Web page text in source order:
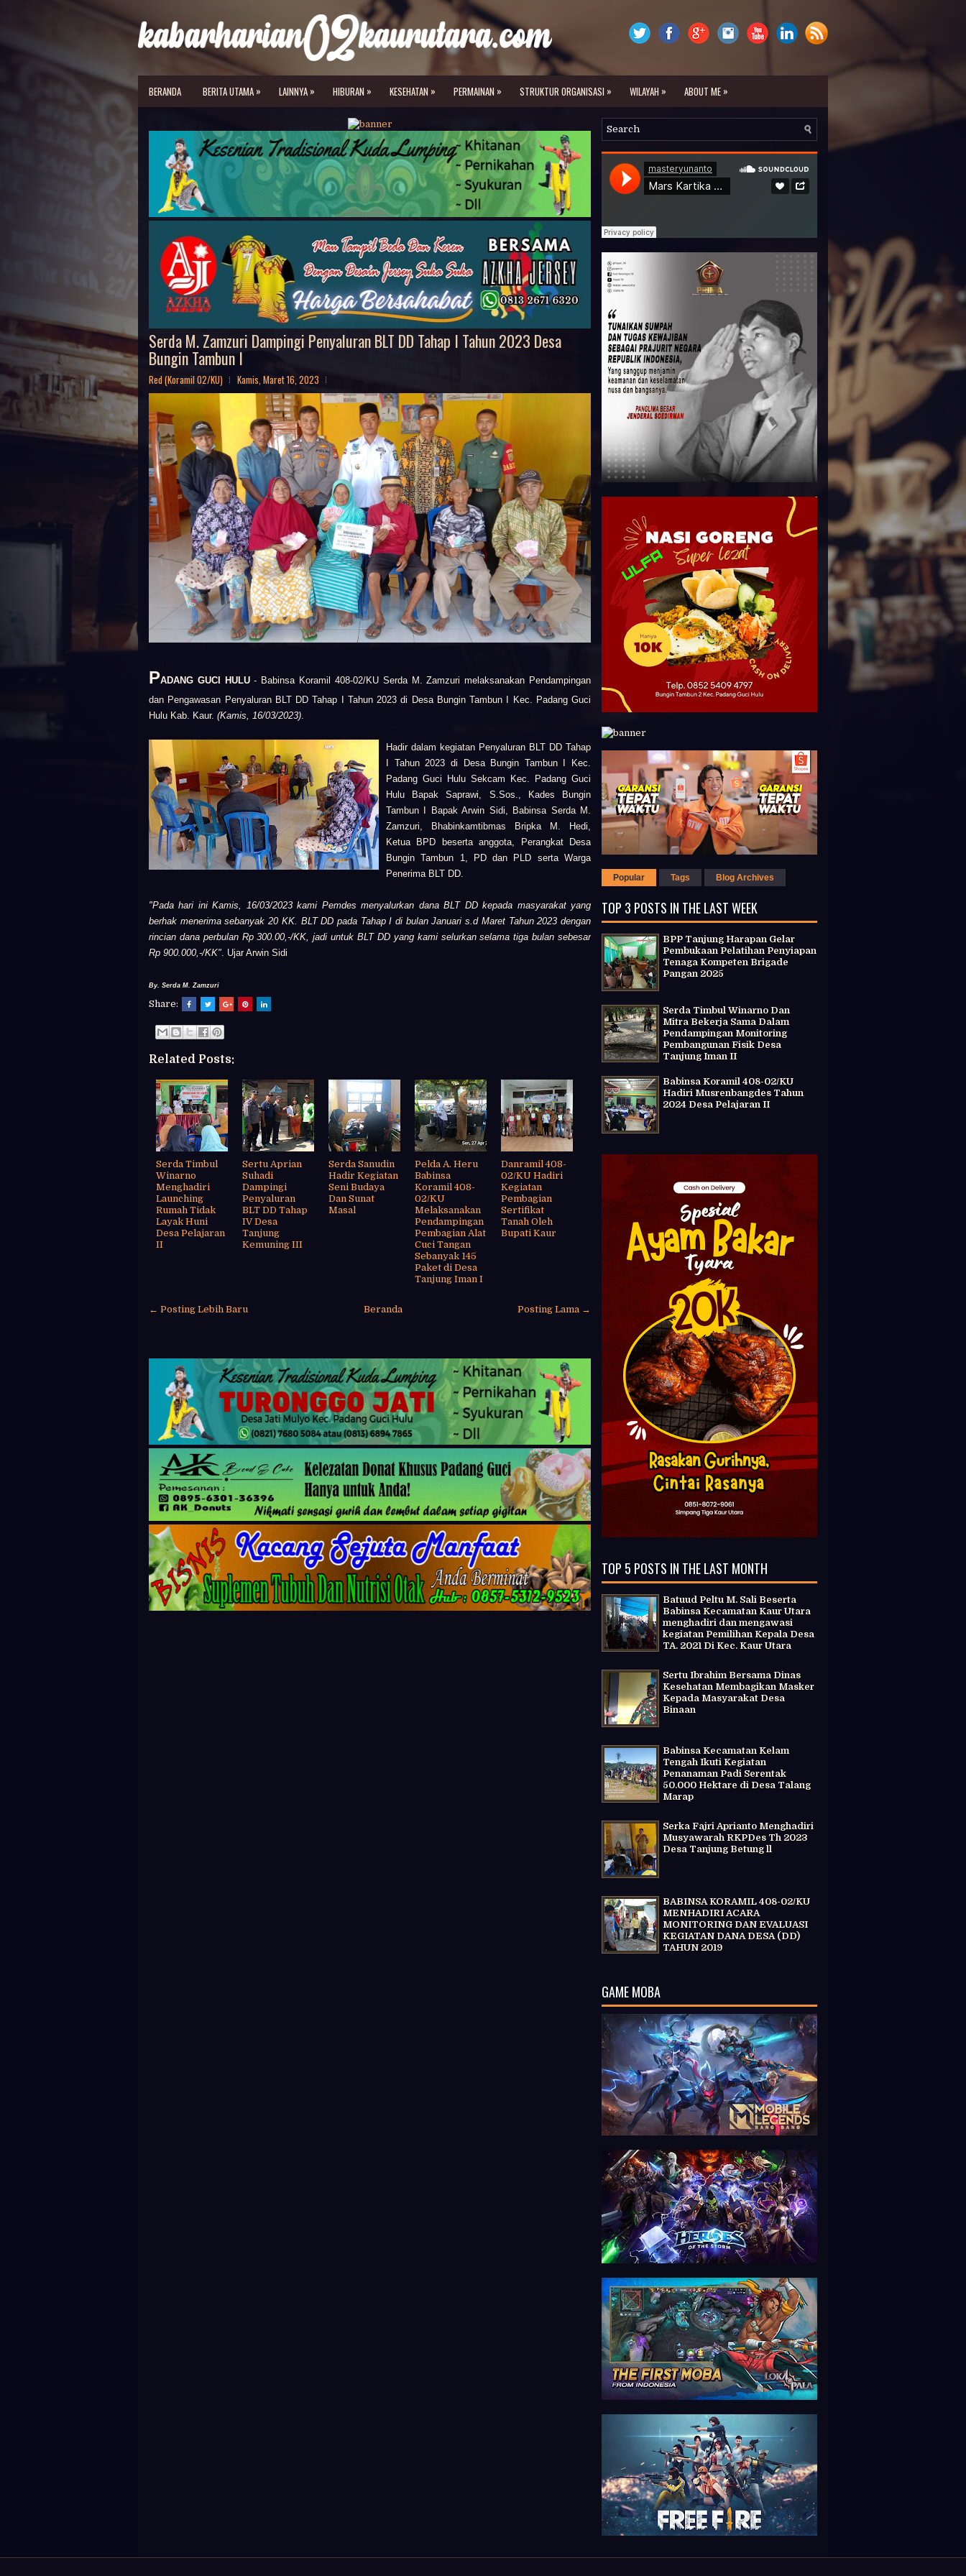
BERANDA BERITA UTAMA » LAINNYA » HIBURAN » KESEHATAN » PERMAINAN » STRUKTUR ORGANISASI » WILAYAH » ABOUT ME »
Serda M. Zamzuri Dampingi Penyaluran BLT DD Tahap I Tahun 2023 Desa
Bungin Tambun I
Red (Koramil 02/KU) Kamis, Maret 16, 2023
PADANG GUCI HULU- Babinsa Koramil 408-02/KU Serda M. Zamzuri melaksanakan Pendampingan
dan Pengawasan Penyaluran BLT DD Tahap I Tahun 2023 di Desa Bungin Tambun I Kec. Padang Guci
Hulu Kab. Kaur. (Kamis, 16/03/2023).
Hadir dalam kegiatan Penyaluran BLT DD Tahap
I Tahun 2023 di Desa Bungin Tambun I Kec.
Padang Guci Hulu Sekcam Kec. Padang Guci
Hulu Bapak Saprawi, S.Sos., Kades Bungin
Tambun I Bapak Arwin Sidi, Babinsa Serda M.
Zamzuri, Bhabinkamtibmas Bripka M. Hedi,
Ketua BPD beserta anggota, Perangkat Desa
Bungin Tambun 1, PD dan PLD serta Warga
Penerima BLT DD.
"Pada hari ini Kamis, 16/03/2023 kami Pemdes menyalurkan dana BLT DD kepada masyarakat yang
berhak menerima sebanyak 20 KK. BLT DD pada Tahap I di bulan Januari s.d Maret Tahun 2023 dengan
rincian dana perbulan Rp 300.00,-/KK, jadi untuk BLT DD yang kami selurkan selama tiga bulan sebesar
Rp 900.000,-/KK". Ujar Arwin Sidi
By. Serda M. Zamzuri
Share:
Related Posts:
Serda Timbul
Winarno
Menghadiri
Launching
Rumah Tidak
Layak Huni
Desa Pelajaran
II
Sertu Aprian
Suhadi
Dampingi
Penyaluran
BLT DD Tahap
IV Desa
Tanjung
Kemuning III
Serda Sanudin
Hadir Kegiatan
Seni Budaya
Dan Sunat
Masal
Pelda A. Heru
Babinsa
Koramil 408-
02/KU
Melaksanakan
Pendampingan
Pembagian Alat
Cuci Tangan
Sebanyak 145
Paket di Desa
Tanjung Iman I
Danramil 408-
02/KU Hadiri
Kegiatan
Pembagian
Sertifikat
Tanah Oleh
Bupati Kaur
← Posting Lebih Baru Posting Lama →
Beranda
Popular Tags Blog Archives
TOP 3 POSTS IN THE LAST WEEK
BPP Tanjung Harapan Gelar
Pembukaan Pelatihan Penyiapan
Tenaga Kompeten Brigade
Pangan 2025
Serda Timbul Winarno Dan
Mitra Bekerja Sama Dalam
Pendampingan Monitoring
Pembangunan Fisik Desa
Tanjung Iman II
Babinsa Koramil 408-02/KU
Hadiri Musrenbangdes Tahun
2024 Desa Pelajaran II
TOP 5 POSTS IN THE LAST MONTH
Batuud Peltu M. Sali Beserta
Babinsa Kecamatan Kaur Utara
menghadiri dan mengawasi
kegiatan Pemilihan Kepala Desa
TA. 2021 Di Kec. Kaur Utara
Sertu Ibrahim Bersama Dinas
Kesehatan Membagikan Masker
Kepada Masyarakat Desa
Binaan
Babinsa Kecamatan Kelam
Tengah Ikuti Kegiatan
Penanaman Padi Serentak
50.000 Hektare di Desa Talang
Marap
Serka Fajri Aprianto Menghadiri
Musyawarah RKPDes Th 2023
Desa Tanjung Betung ll
BABINSA KORAMIL 408-02/KU
MENHADIRI ACARA
MONITORING DAN EVALUASI
KEGIATAN DANA DESA (DD)
TAHUN 2019
GAME MOBA